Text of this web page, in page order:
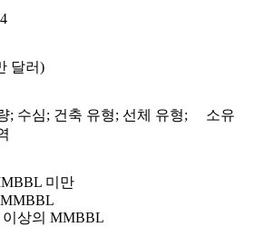
달러)
; 수심; 건축 유형; 선체 유형; 소유
미만
MMBBL
이상의 MMBBL